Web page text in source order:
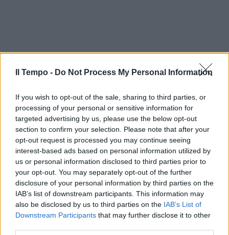
Il Tempo - Do Not Process My Personal Information
If you wish to opt-out of the sale, sharing to third parties, or
processing of your personal or sensitive information for
targeted advertising by us, please use the below opt-out
section to confirm your selection. Please note that after your
opt-out request is processed you may continue seeing
interest-based ads based on personal information utilized by
us or personal information disclosed to third parties prior to
your opt-out. You may separately opt-out of the further
disclosure of your personal information by third parties on the
IAB’s list of downstream participants. This information may
also be disclosed by us to third parties on the IAB’s List of
Downstream Participants that may further disclose it to other